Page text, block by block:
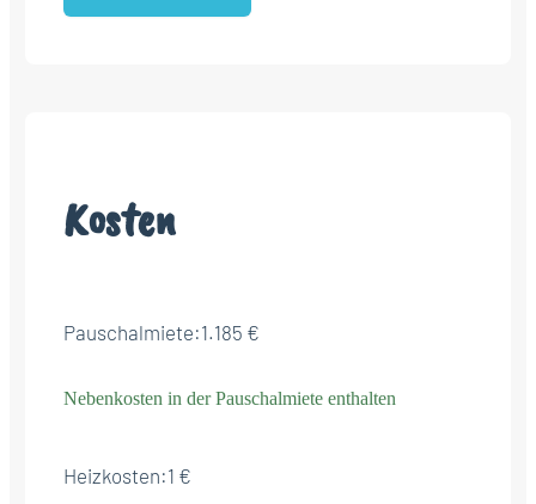
Kosten
Pauschalmiete:1.185 €
Nebenkosten in der Pauschalmiete enthalten
Heizkosten:1 €